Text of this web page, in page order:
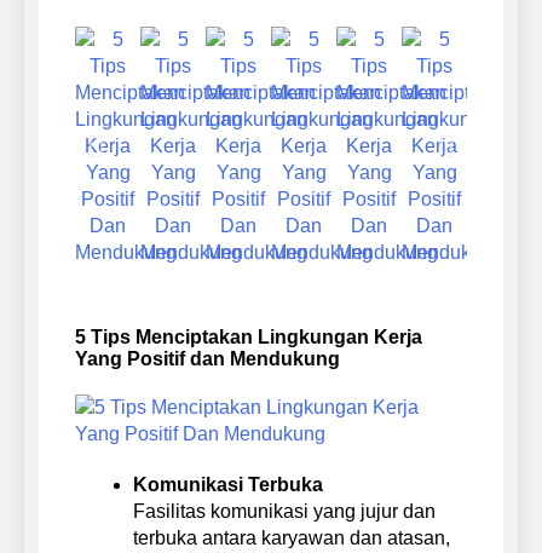
Kuliner
Membuat Desain 3D
dari Nol di Cileungsi
untuk Wilayah Cibubur,
Gunung Putri, Kelapa
Nunggal, Depok, Setu
dan sekitarnya
Keluarga Besar
Puskom Pati Berduka
Atas Berpulangnya
Mas Karyo, Korwil
Tangerang
2 Weeks Ago
Skript VBA untuk
Menghitung Sum,
Max, Min, Average
3 Weeks Ago
5 Tips Menciptakan Lingkungan Kerja
Yang Positif dan Mendukung
Komunikasi Terbuka
Fasilitas komunikasi yang jujur dan
terbuka antara karyawan dan atasan,